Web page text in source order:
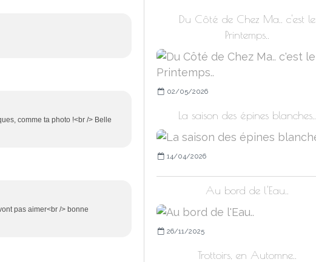
comme ta photo !<br /> Belle
pas aimer<br /> bonne
Du Côté de Chez Ma.. c'est le
Printemps..
02/05/2026
La saison des épines blanches..
14/04/2026
Au bord de l'Eau..
26/11/2025
Trottoirs, en Automne..